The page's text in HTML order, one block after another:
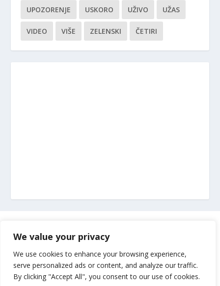
We value your privacy
We use cookies to enhance your browsing experience,
serve personalized ads or content, and analyze our traffic.
By clicking "Accept All", you consent to our use of cookies.
UPOZORENJE USKORO UŽIVO UŽAS
VIDEO VIŠE ZELENSKI ČETIRI
Impressum
Uvjeti korištenja